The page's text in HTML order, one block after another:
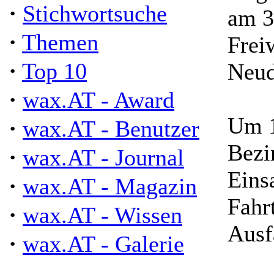
· Stichwortsuche
· Themen
· Top 10
· wax.AT - Award
· wax.AT - Benutzer
· wax.AT - Journal
· wax.AT - Magazin
· wax.AT - Wissen
· wax.AT - Galerie
am
Um